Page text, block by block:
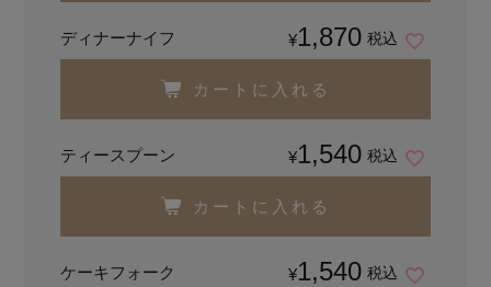
ディナーナイフ ¥1,870 税込
カートに入れる
ティースプーン ¥1,540 税込
カートに入れる
ケーキフォーク ¥1,540 税込